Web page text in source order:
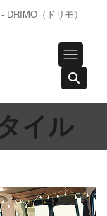
（ドリモ）
イル